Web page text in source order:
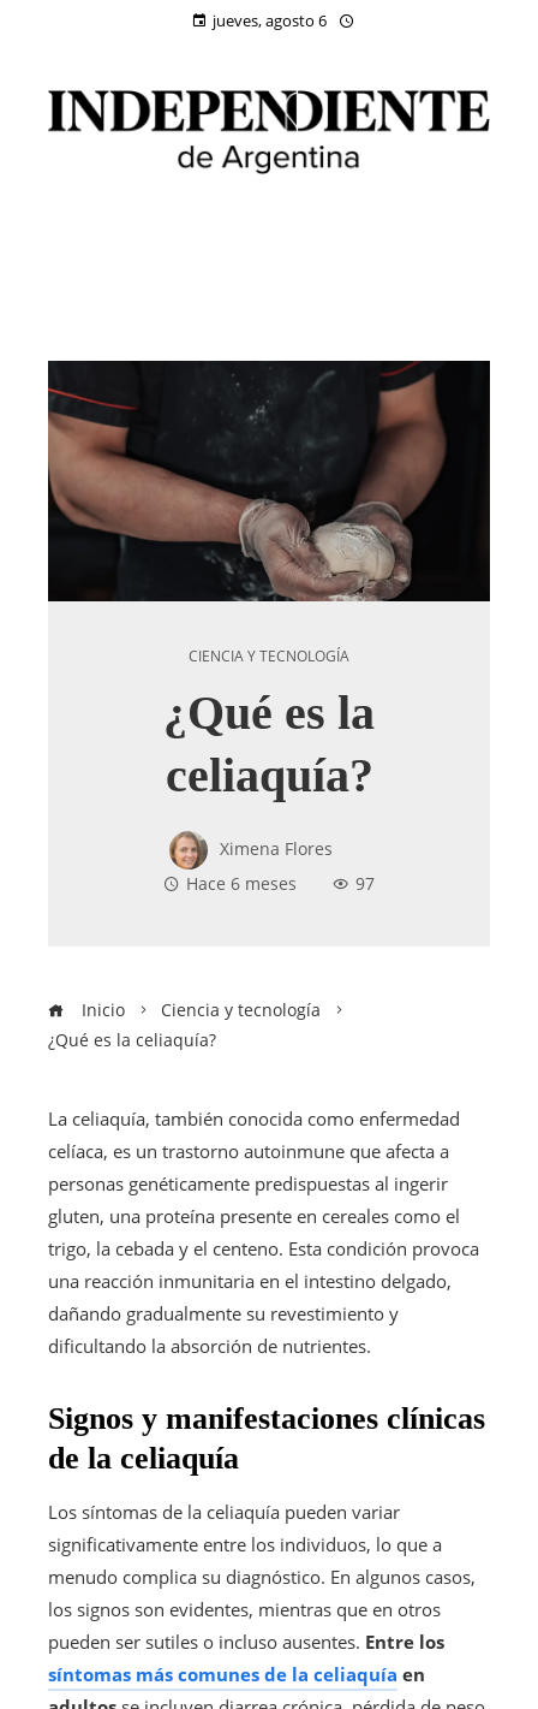
jueves, agosto 6
CIENCIA Y TECNOLOGÍA
¿Qué es la
celiaquía?
Ximena Flores
Hace 6 meses
97
Inicio
Ciencia y tecnología
¿Qué es la celiaquía?
La celiaquía, también conocida como enfermedad
celíaca, es un trastorno autoinmune que afecta a
personas genéticamente predispuestas al ingerir
gluten, una proteína presente en cereales como el
trigo, la cebada y el centeno. Esta condición provoca
una reacción inmunitaria en el intestino delgado,
dañando gradualmente su revestimiento y
dificultando la absorción de nutrientes.
Signos y manifestaciones clínicas
de la celiaquía
Los síntomas de la celiaquía pueden variar
significativamente entre los individuos, lo que a
menudo complica su diagnóstico. En algunos casos,
los signos son evidentes, mientras que en otros
pueden ser sutiles o incluso ausentes. Entre los
síntomas más comunes de la celiaquía en